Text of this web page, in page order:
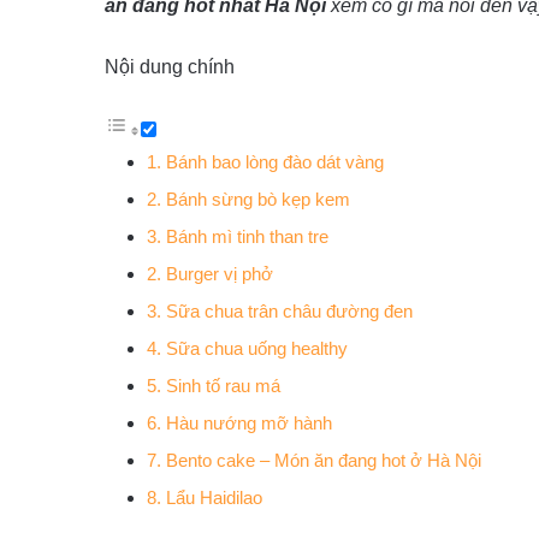
ăn đang hot nhất Hà Nộixem có gì mà nổi đến
Nội dung chính
1. Bánh bao lòng đào dát vàng
2. Bánh sừng bò kẹp kem
3. Bánh mì tinh than tre
2. Burger vị phở
3. Sữa chua trân châu đường đen
4. Sữa chua uống healthy
5. Sinh tố rau má
6. Hàu nướng mỡ hành
7. Bento cake – Món ăn đang hot ở Hà Nội
8. Lẩu Haidilao